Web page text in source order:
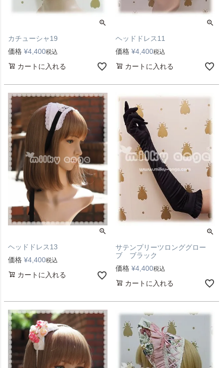
カチューシャ19
価格 ¥4,400税込
カートに入れる
ヘッドドレス11
価格 ¥4,400税込
カートに入れる
ヘッドドレス13
価格 ¥4,400税込
カートに入れる
サテンプリーツロンググロー
ブ ブラック
価格 ¥4,400税込
カートに入れる